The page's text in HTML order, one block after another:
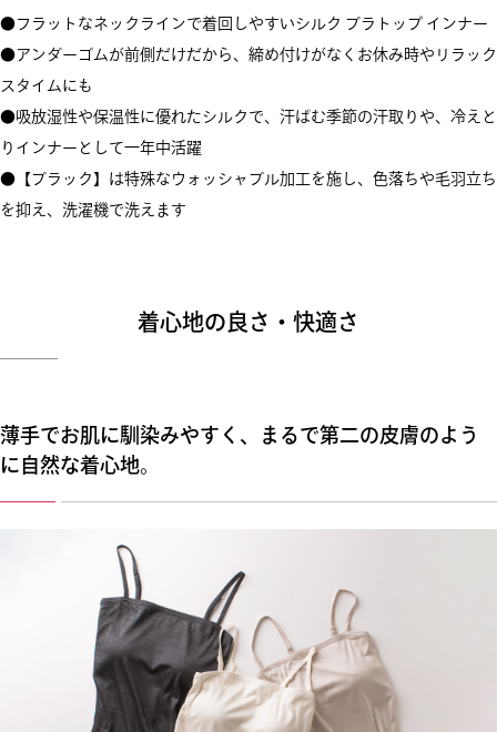
●フラットなネックラインで着回しやすいシルク ブラトップ インナー
●アンダーゴムが前側だけだから、締め付けがなくお休み時やリラック
スタイムにも
●吸放湿性や保温性に優れたシルクで、汗ばむ季節の汗取りや、冷えと
りインナーとして一年中活躍
●【ブラック】は特殊なウォッシャブル加工を施し、色落ちや毛羽立ち
を抑え、洗濯機で洗えます
着心地の良さ・快適さ
薄手でお肌に馴染みやすく、まるで第二の皮膚のよう
に自然な着心地。